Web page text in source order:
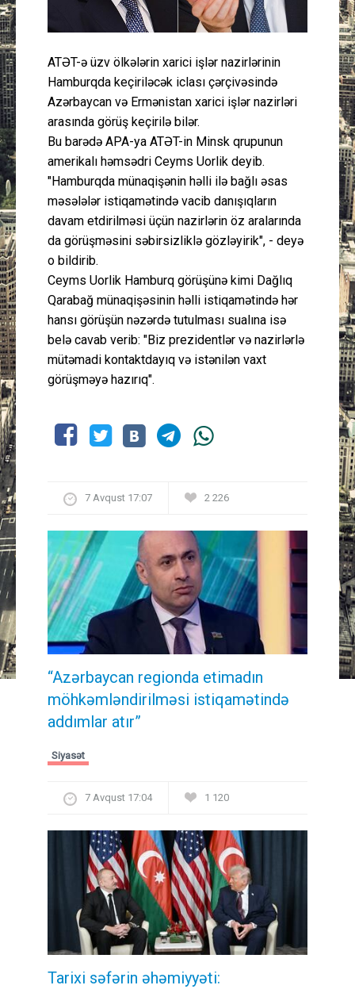
Layihə
Gündəm
Cəmiyyət
Peşə etikası
Əlaqə
ATƏT-ə üzv ölkələrin xarici işlər nazirlərinin
Hamburqda keçiriləcək iclası çərçivəsində
Azərbaycan və Ermənistan xarici işlər nazirləri
arasında görüş keçirilə bilər.
Bu barədə APA-ya ATƏT-in Minsk qrupunun
amerikalı həmsədri Ceyms Uorlik deyib.
"Hamburqda münaqişənin həlli ilə bağlı əsas
məsələlər istiqamətində vacib danışıqların
davam etdirilməsi üçün nazirlərin öz aralarında
da görüşməsini səbirsizliklə gözləyirik", - deyə
o bildirib.
Ceyms Uorlik Hamburq görüşünə kimi Dağlıq
Qarabağ münaqişəsinin həlli istiqamətində hər
hansı görüşün nəzərdə tutulması sualına isə
belə cavab verib: "Biz prezidentlər və nazirlərlə
mütəmadi kontaktdayıq və istənilən vaxt
görüşməyə hazırıq".
7 Avqust 17:07 2 226
“Azərbaycan regionda etimadın
möhkəmləndirilməsi istiqamətində
addımlar atır”
Siyasət
7 Avqust 17:04 1 120
Tarixi səfərin əhəmiyyəti: